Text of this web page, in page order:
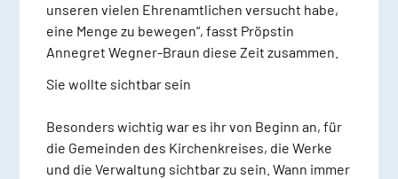
unseren vielen Ehrenamtlichen versucht habe,
eine Menge zu bewegen“, fasst Pröpstin
Annegret Wegner-Braun diese Zeit zusammen.
Sie wollte sichtbar sein
Besonders wichtig war es ihr von Beginn an, für
die Gemeinden des Kirchenkreises, die Werke
und die Verwaltung sichtbar zu sein. Wann immer